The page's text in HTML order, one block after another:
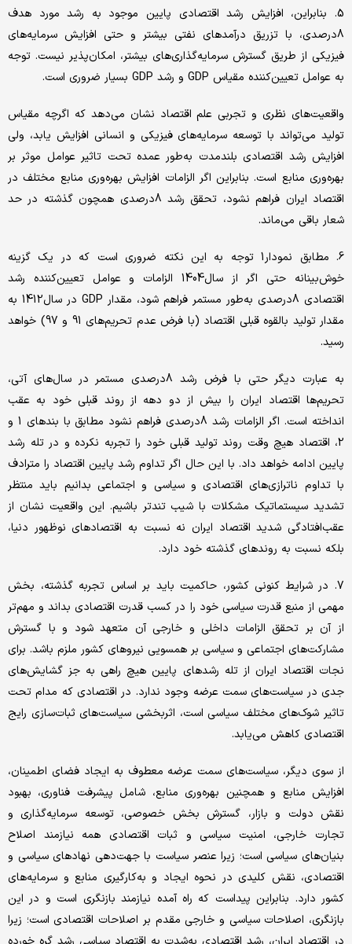
5. بنابراین، افزایش رشد اقتصادی پایین موجود به رشد مورد هدف
8درصدی، با تزریق درآمدهای نفتی بیشتر و حتی افزایش سرمایه‌های
فیزیکی از طریق گسترش سرمایه‌گذاری‌های بیشتر، امکان‌پذیر نیست. توجه
به عوامل تعیین‌کننده مقیاس GDP و رشد GDP بسیار ضروری است.
واقعیت‌های نظری و تجربی علم اقتصاد نشان می‌دهد که اگرچه مقیاس
تولید می‌تواند با توسعه سرمایه‌های فیزیکی و انسانی افزایش یابد، ولی
افزایش رشد اقتصادی بلندمدت به‌طور عمده تحت تاثیر عوامل موثر بر
بهره‌وری منابع است. بنابراین اگر الزامات افزایش بهره‌وری منابع مختلف در
اقتصاد ایران فراهم نشود، تحقق رشد 8درصدی همچون گذشته در حد
شعار باقی می‌ماند.
6. مطابق نمودار1 توجه به این نکته ضروری است که در یک گزینه
خوش‌بینانه حتی اگر از سال1404 الزامات و عوامل تعیین‌کننده رشد
اقتصادی 8درصدی به‌طور مستمر فراهم شود، مقدار GDP در سال1412 به
مقدار تولید بالقوه قبلی اقتصاد (با فرض عدم تحریم‌های 91 و 97) خواهد
رسید.
به عبارت دیگر حتی با فرض رشد 8درصدی مستمر در سال‌های آتی،
تحریم‌ها اقتصاد ایران را بیش از دو دهه از روند قبلی خود به عقب
انداخته است. اگر الزامات رشد 8درصدی فراهم نشود مطابق با بندهای 1 و
2، اقتصاد هیچ وقت روند تولید قبلی خود را تجربه نکرده و در تله رشد
پایین ادامه خواهد داد. با این حال اگر تداوم رشد پایین اقتصاد را مترادف
با تداوم ناترازی‌های اقتصادی و سیاسی و اجتماعی بدانیم باید منتظر
تشدید سیستماتیک مشکلات با شیب تندتر باشیم. این واقعیت نشان از
عقب‌افتادگی شدید اقتصاد ایران نه نسبت به اقتصادهای نوظهور دنیا،
بلکه نسبت به روندهای گذشته خود دارد.
7. در شرایط کنونی کشور، حاکمیت باید بر اساس تجربه گذشته، بخش
مهمی از منبع قدرت سیاسی خود را در کسب قدرت اقتصادی بداند و مهم‌تر
از آن بر تحقق الزامات داخلی و خارجی آن متعهد شود و با گسترش
مشارکت‌های اجتماعی و سیاسی بر همسویی نیروهای کشور ملزم باشد. برای
نجات اقتصاد ایران از تله رشدهای پایین هیچ راهی به جز گشایش‌های
جدی در سیاست‌های سمت عرضه وجود ندارد. در اقتصادی که مدام تحت
تاثیر شوک‌های مختلف سیاسی است، اثربخشی سیاست‌های ثبات‌سازی رایج
اقتصادی کاهش می‌یابد.
از سوی دیگر، سیاست‌های سمت عرضه معطوف به ایجاد فضای اطمینان،
افزایش منابع و همچنین بهره‌وری منابع، شامل پیشرفت فناوری، بهبود
نقش دولت و بازار، گسترش بخش خصوصی، توسعه سرمایه‌گذاری و
تجارت خارجی، امنیت سیاسی و ثبات اقتصادی همه نیازمند اصلاح
بنیان‌های سیاسی است؛ زیرا عنصر سیاست با جهت‌دهی نهادهای سیاسی و
اقتصادی، نقش کلیدی در نحوه ایجاد و به‌کارگیری منابع و سرمایه‌های
کشور دارد. بنابراین پیداست که راه آمده نیازمند بازنگری است و در این
بازنگری، اصلاحات سیاسی و خارجی مقدم بر اصلاحات اقتصادی است؛ زیرا